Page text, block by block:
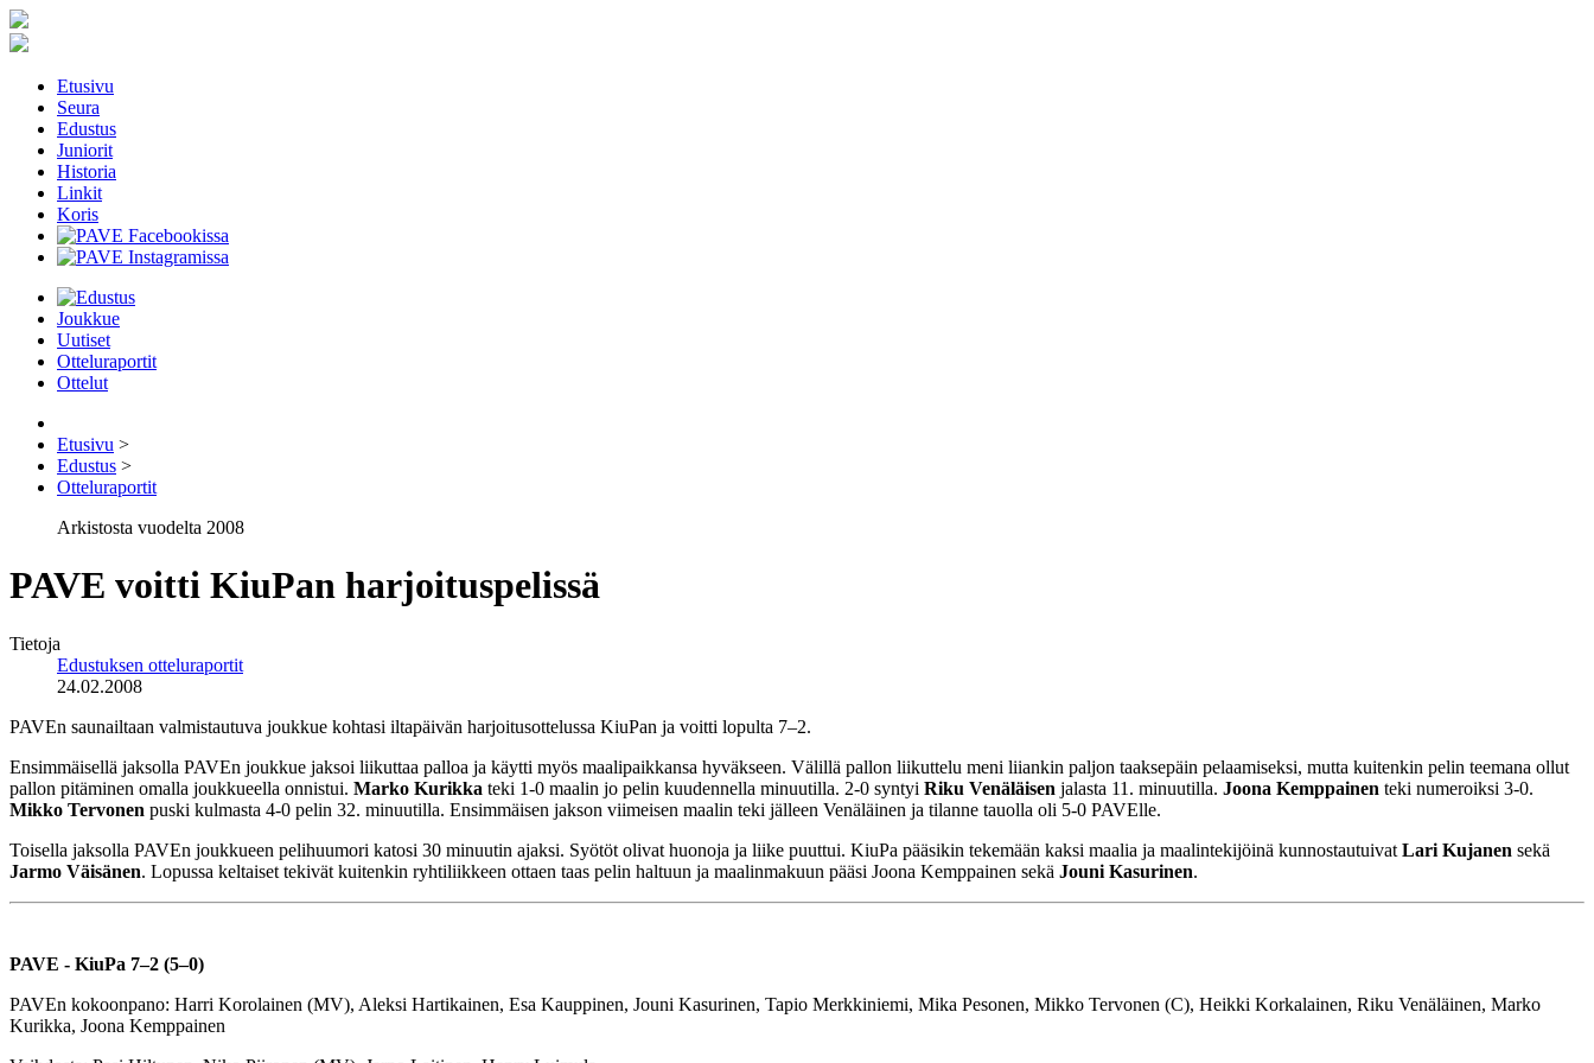
Etusivu
Seura
Edustus
Juniorit
Historia
Linkit
Koris
Joukkue
Uutiset
Otteluraportit
Ottelut
Etusivu >
Edustus >
Otteluraportit
Arkistosta vuodelta 2008
PAVE voitti KiuPan harjoituspelissä
Tietoja
Edustuksen otteluraportit
24.02.2008
PAVEn saunailtaan valmistautuva joukkue kohtasi iltapäivän harjoitusottelussa KiuPan ja voitti lopulta 7–2.
Ensimmäisellä jaksolla PAVEn joukkue jaksoi liikuttaa palloa ja käytti myös maalipaikkansa hyväkseen. Välillä pallon liikuttelu meni liiankin paljon taaksepäin pelaamiseksi, mutta kuitenkin pelin teemana ollut
pallon pitäminen omalla joukkueella onnistui. Marko Kurikka teki 1-0 maalin jo pelin kuudennella minuutilla. 2-0 syntyi Riku Venäläisen jalasta 11. minuutilla. Joona Kemppainen teki numeroiksi 3-0.
Mikko Tervonen puski kulmasta 4-0 pelin 32. minuutilla. Ensimmäisen jakson viimeisen maalin teki jälleen Venäläinen ja tilanne tauolla oli 5-0 PAVElle.
Toisella jaksolla PAVEn joukkueen pelihuumori katosi 30 minuutin ajaksi. Syötöt olivat huonoja ja liike puuttui. KiuPa pääsikin tekemään kaksi maalia ja maalintekijöinä kunnostautuivat Lari Kujanen sekä
Jarmo Väisänen. Lopussa keltaiset tekivät kuitenkin ryhtiliikkeen ottaen taas pelin haltuun ja maalinmakuun pääsi Joona Kemppainen sekä Jouni Kasurinen.
PAVE - KiuPa 7–2 (5–0)
PAVEn kokoonpano: Harri Korolainen (MV), Aleksi Hartikainen, Esa Kauppinen, Jouni Kasurinen, Tapio Merkkiniemi, Mika Pesonen, Mikko Tervonen (C), Heikki Korkalainen, Riku Venäläinen, Marko
Kurikka, Joona Kemppainen